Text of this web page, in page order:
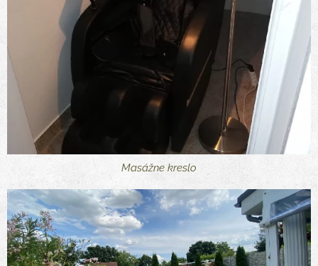
Masážne kreslo